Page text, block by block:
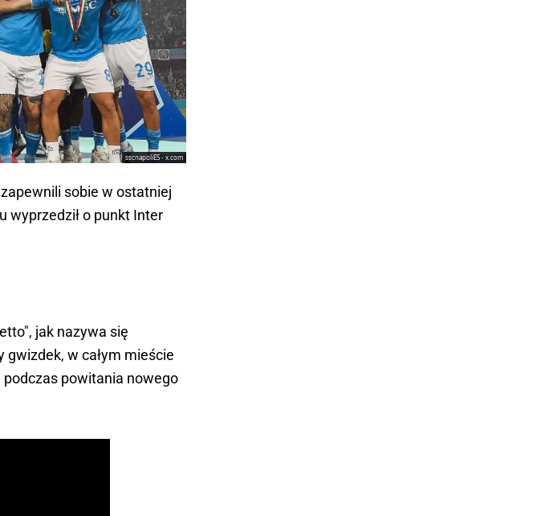
sscnapoliES - x.com
sobie w ostatniej
wyprzedził o punkt Inter
jak nazywa się
gwizdek, w całym mieście
podczas powitania nowego